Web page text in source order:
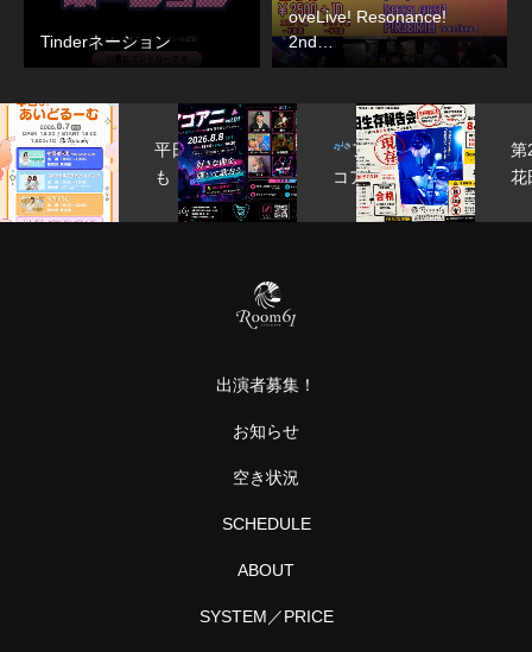
Tinderネーション
oveLive! Resonance!
2nd…
平日
も！
あい
ア
コア
第
花
出演者募集！
お知らせ
空き状況
SCHEDULE
ABOUT
SYSTEM／PRICE